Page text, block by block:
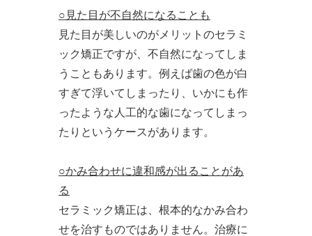
○見た目が不自然になることも
見た目が美しいのがメリットのセラミ
ック矯正ですが、不自然になってしま
うこともあります。例えば歯の色が白
すぎて浮いてしまったり、いかにも作
ったような人工的な歯になってしまっ
たりというケースがあります。
○かみ合わせに違和感が出ることがあ
る
セラミック矯正は、根本的なかみ合わ
せを治すものではありません。治療に